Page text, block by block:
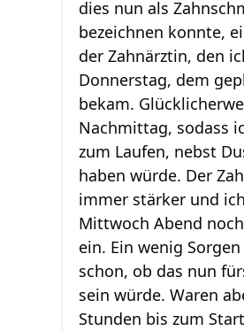
dies nun als
bezeichnen konnte,
der Zahnärztin, den
Donnerstag, dem
bekam.
Nachmittag, sodass
zum Laufen, nebst
haben würde. Der
immer stärker und
Mittwoch Abend
ein. Ein wenig
schon, ob das nun
sein würde. Waren
Stunden bis zum